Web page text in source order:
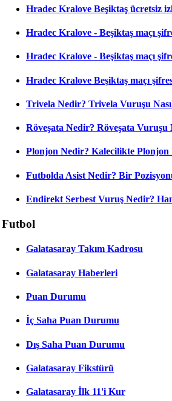
Hradec Kralove Beşiktaş ücretsiz
Hradec Kralove - Beşiktaş maçı
Hradec Kralove - Beşiktaş maçı
Hradec Kralove Beşiktaş maçı
Trivela Nedir? Trivela Vuruşu Nasıl
Röveşata Nedir? Röveşata Vuruşu
Plonjon Nedir? Kalecilikte Plonjon
Futbolda Asist Nedir? Bir
Endirekt Serbest Vuruş Nedir?
Futbol
Galatasaray Takım Kadrosu
Galatasaray Haberleri
Puan Durumu
İç Saha Puan Durumu
Dış Saha Puan Durumu
Galatasaray Fikstürü
Galatasaray İlk 11'i Kur